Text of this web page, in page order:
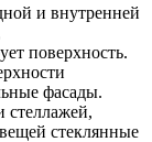
и внутренней
поверхность.
фасады.
стеллажей,
стеклянные